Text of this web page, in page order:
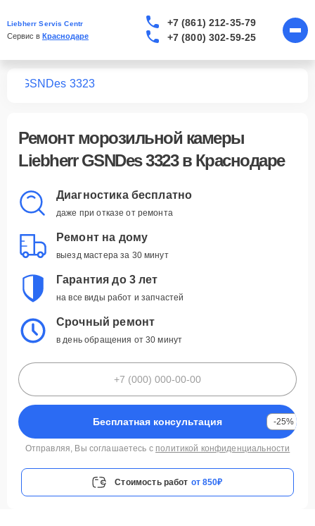
Liebherr Servis Centr
Сервис в Краснодаре
+7 (861) 212-35-79
+7 (800) 302-59-25
GSNDes 3323
Ремонт морозильной камеры
Liebherr GSNDes 3323в Краснодаре
Диагностика бесплатно
даже при отказе от ремонта
Ремонт на дому
выезд мастера за 30 минут
Гарантия до 3 лет
на все виды работ и запчастей
Срочный ремонт
в день обращения от 30 минут
Бесплатная консультация -25%
Отправляя, Вы соглашаетесь с политикой конфиденциальности
Стоимость работ от 850₽